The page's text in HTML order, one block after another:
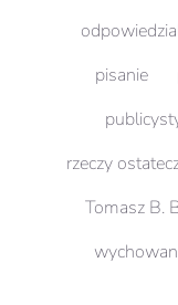
pisanie
rzeczy
Tomasz B.